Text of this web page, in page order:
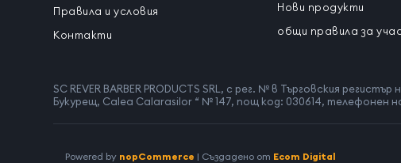
Правила и условия
Контакти
Нови продукти
общи правила за
SC REVER BARBER PRODUCTS SRL, с рег. № в Търговския
Букурещ, Calea Calarasilor “ № 147, пощ код: 030614,
Powered by nopCommerce | Създадено от Ecom Digital